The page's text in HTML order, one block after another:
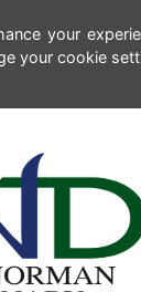
your
your cookie